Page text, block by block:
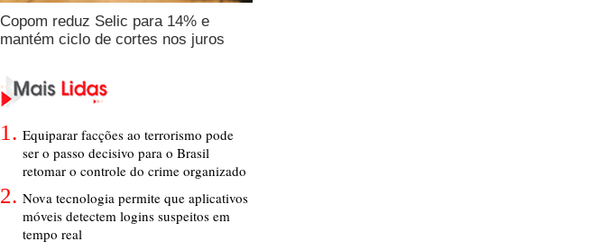
Copom reduz Selic para 14% e
mantém ciclo de cortes nos juros
Equiparar facções ao terrorismo pode
ser o passo decisivo para o Brasil
retomar o controle do crime organizado
Nova tecnologia permite que aplicativos
móveis detectem logins suspeitos em
tempo real